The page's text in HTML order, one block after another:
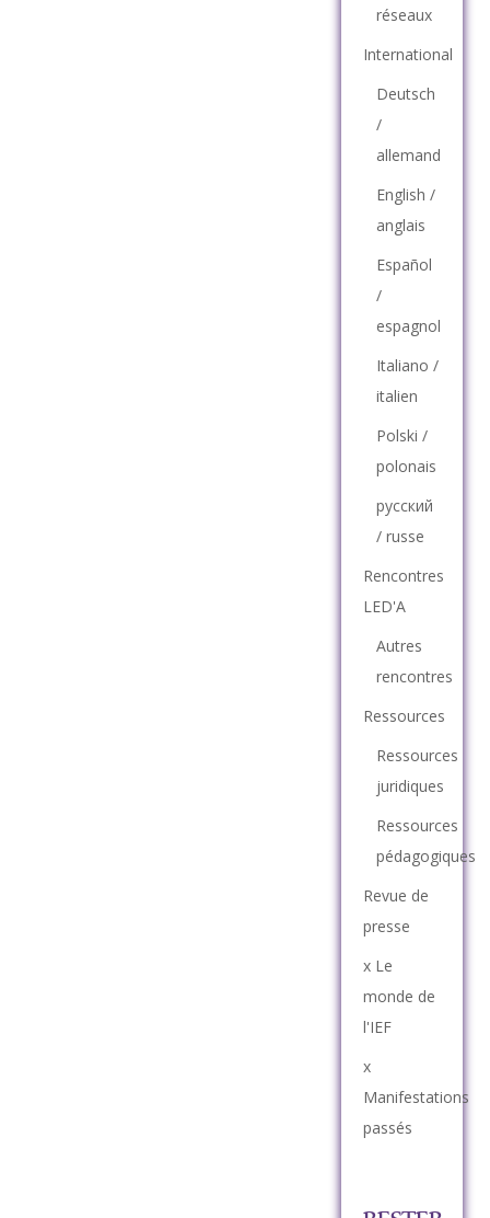
réseaux
International
Deutsch
/
allemand
English /
anglais
Español
/
espagnol
Italiano /
italien
Polski /
polonais
русский
/ russe
Rencontres
LED'A
Autres
rencontres
Ressources
Ressources
juridiques
Ressources
pédagogiques
Revue de
presse
x Le
monde de
l'IEF
x
Manifestations
passés